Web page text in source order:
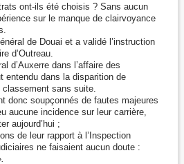
ont-ils été choisis ? Sans aucun
sur le manque de clairvoyance
de Douai et a validé l’instruction
d’Outreau.
d’Auxerre dans l’affaire des
entendu dans la disparition de
sans suite.
donc soupçonnés de fautes majeures
aucune incidence sur leur carrière,
aujourd’hui ;
de leur rapport à l’Inspection
ne faisaient aucun doute :